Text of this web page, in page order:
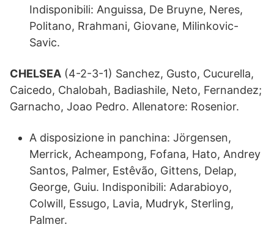
Indisponibili: Anguissa, De Bruyne, Neres,
Politano, Rrahmani, Giovane, Milinkovic-
Savic.
CHELSEA (4-2-3-1) Sanchez, Gusto, Cucurella,
Caicedo, Chalobah, Badiashile, Neto, Fernandez;
Garnacho, Joao Pedro. Allenatore: Rosenior.
A disposizione in panchina: Jörgensen,
Merrick, Acheampong, Fofana, Hato, Andrey
Santos, Palmer, Estêvão, Gittens, Delap,
George, Guiu. Indisponibili: Adarabioyo,
Colwill, Essugo, Lavia, Mudryk, Sterling,
Palmer.